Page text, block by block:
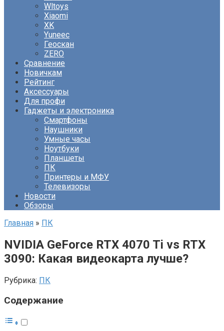
Wltoys
Xiaomi
XK
Yuneec
Геоскан
ZERO
Сравнение
Новичкам
Рейтинг
Аксессуары
Для профи
Гаджеты и электроника
Смартфоны
Наушники
Умные часы
Ноутбуки
Планшеты
ПК
Принтеры и МФУ
Телевизоры
Новости
Обзоры
Главная » ПК
NVIDIA GeForce RTX 4070 Ti vs RTX
3090: Какая видеокарта лучше?
Рубрика: ПК
Содержание